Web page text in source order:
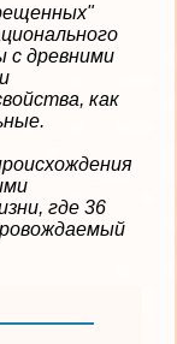
с древними
как
где 36